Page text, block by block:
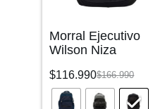
Morral Ejecutivo
Wilson Niza
$166.990
$116.990